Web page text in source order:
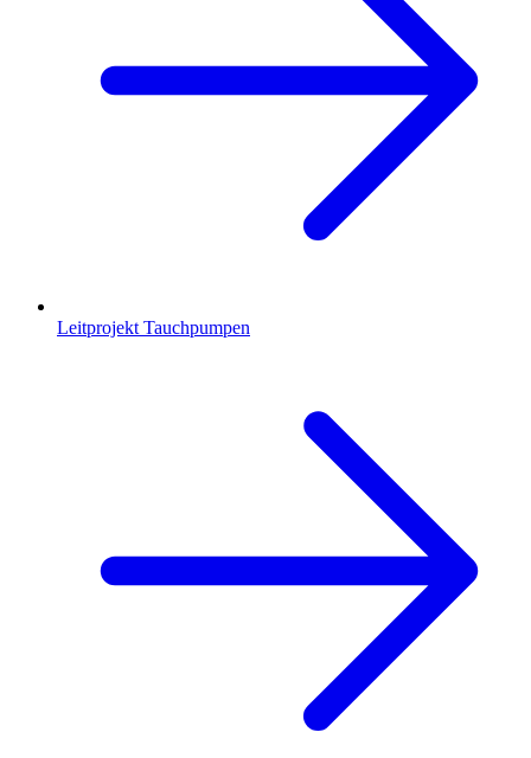
Leitprojekt Tauchpumpen